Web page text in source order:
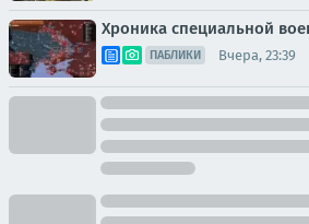
Хроника специальной
ПАБЛИКИ Вчера, 23:39